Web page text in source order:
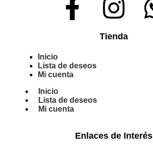
Tienda
Inicio
Lista de deseos
Mi cuenta
Inicio
Lista de deseos
Mi cuenta
Enlaces de Interés